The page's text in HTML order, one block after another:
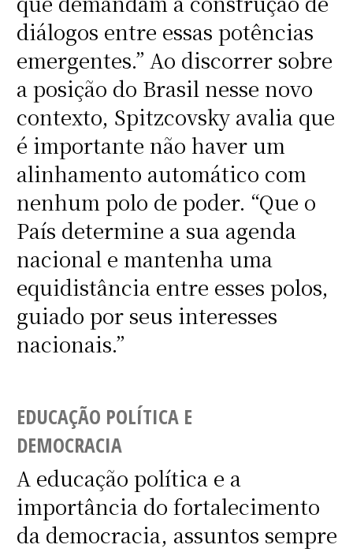
diálogos entre essas potências
emergentes.” Ao discorrer sobre
a posição do Brasil nesse novo
contexto, Spitzcovsky avalia que
é importante não haver um
alinhamento automático com
nenhum polo de poder. “Que o
País determine a sua agenda
nacional e mantenha uma
equidistância entre esses polos,
guiado por seus interesses
nacionais.”
EDUCAÇÃO POLÍTICA E
DEMOCRACIA
A educação política e a
importância do fortalecimento
da democracia, assuntos sempre